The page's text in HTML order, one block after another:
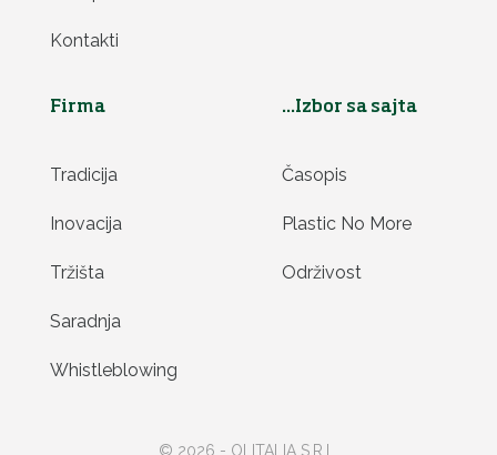
Kontakti
Firma
Tradicija
Inovacija
Tržišta
Saradnja
Whistleblowing
...Izbor sa sajta
Časopis
Plastic No More
Održivost
© 2026 - OLITALIA S.R.L.